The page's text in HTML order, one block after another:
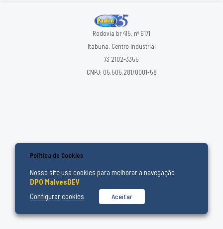
Rodovia br 415, nº 6171
Itabuna, Centro Industrial
73 2102-3355
CNPJ: 05.505.281/0001-58
Política de Cookies
Nosso site usa cookies para melhorar a navegação
DPO MalvesDEV
Configurar cookies
Aceitar